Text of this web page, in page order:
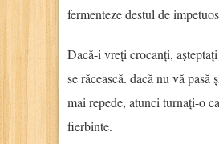
fermenteze destul de
Dacă-i vreți crocanți, așteptați
se răcească. dacă nu vă pasă
mai repede, atunci turnați-o
fierbinte.